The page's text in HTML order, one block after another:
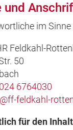
und
im Sinne
Feldkahl-
50
6764030
feldkahl-
für den Inhalt